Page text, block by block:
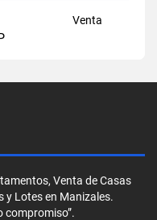
Venta
Venta de Casas
y Lotes en Manizales.
compromiso”.